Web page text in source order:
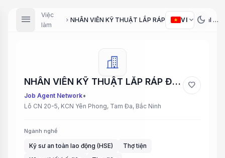
menu
Việc
làm
chevron_right NHÂN VIÊN KỸ THUẬT LẮP RÁP ĐIỆN (Electrical Assembly Technician), NHÂN VIÊN AN TOÀN (Safety Officer), NHÂN VIÊN LẬP TRÌNH CNC (CNC Programmer), NHÂN VIÊN LẬP TRÌNH PLC (PLC Programmer), NHÂN VIÊN PC CONTROL (PC Control Operator), NHÂN VIÊN THIẾT KẾ ĐIỆ...
VI expand_more dark_mode
NHÂN VIÊN KỸ THUẬT LẮP RÁP ĐIỆN (Electrical Assembly Technician), NHÂN VIÊN AN TOÀN (Safety Officer), NHÂN VIÊN LẬP TRÌNH CNC (CNC Programmer), NHÂN VIÊN LẬP TRÌNH PLC (PLC Programmer), NHÂN VIÊN PC CONTROL (PC Control Operator), NHÂN VIÊN THIẾT KẾ ĐIỆ...
Job Agent Network•
Lô CN 20-5, KCN Yên Phong, Tam Đa, Bắc Ninh
favorite
Ngành nghề
Kỹ sư an toàn lao động (HSE)
Thợ tiện